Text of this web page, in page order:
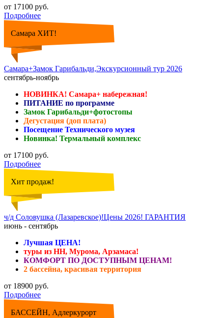
от 17100 руб.
Подробнее
Самара ХИТ!
Самара+Замок Гарибальди,Экскурсионный тур 2026
сентябрь-ноябрь
НОВИНКА! Самара+ набережная!
ПИТАНИЕ по программе
Замок Гарибальди+фотостопы
Дегустация (доп плата)
Посещение Технического музея
Новинка! Термальный комплекс
от 17100 руб.
Подробнее
Хит продаж!
ч/д Соловушка (Лазаревское)!Цены 2026! ГАРАНТИЯ
июнь - сентябрь
Лучшая ЦЕНА!
туры из НН, Мурома, Арзамаса!
КОМФОРТ ПО ДОСТУПНЫМ ЦЕНАМ!
2 бассейна, красивая территория
от 18900 руб.
Подробнее
БАССЕЙН, Адлеркурорт